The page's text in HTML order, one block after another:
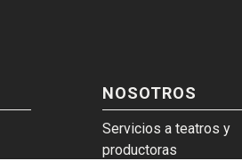
NOSOTROS
Servicios a teatros y
productoras